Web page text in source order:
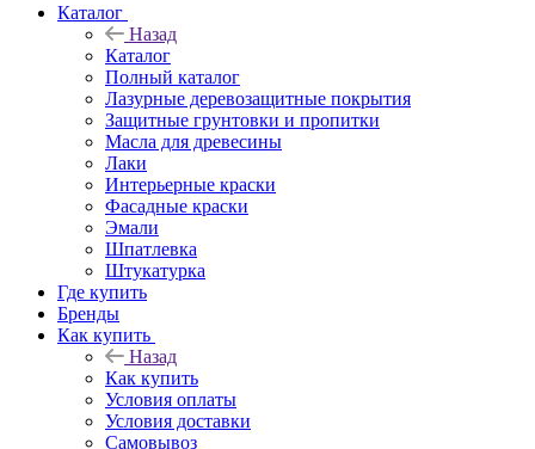
Каталог
Назад
Каталог
Полный каталог
Лазурные деревозащитные покрытия
Защитные грунтовки и пропитки
Масла для древесины
Лаки
Интерьерные краски
Фасадные краски
Эмали
Шпатлевка
Штукатурка
Где купить
Бренды
Как купить
Назад
Как купить
Условия оплаты
Условия доставки
Самовывоз